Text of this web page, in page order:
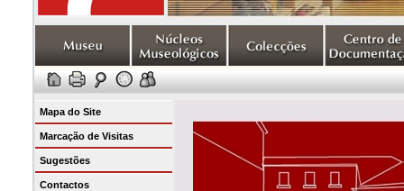
Mapa do Site
Marcação de Visitas
Sugestões
Contactos